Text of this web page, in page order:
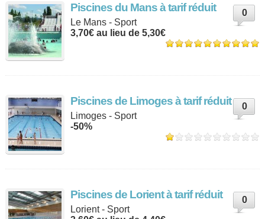
Piscines du Mans à tarif réduit
0
Le Mans - Sport
3,70€ au lieu de 5,30€
Piscines de Limoges à tarif réduit
0
Limoges - Sport
-50%
Piscines de Lorient à tarif réduit
0
Lorient - Sport